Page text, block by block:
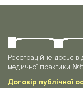
Реєстраційне досьє
медичної практики
Договір публічної